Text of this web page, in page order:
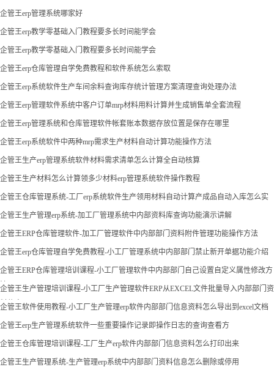
企管王erp管理系统哪家好
企管王erp教学零基础入门教程要多长时间能学会
企管王erp教学零基础入门教程要多长时间能学会
企管王erp仓库管理自学免费教程和软件系统怎么索取
企管王erp系统软件生产车间余料查询库存统计管理方案清理查询处理办法
企管王erp管理软件系统中客户订单mrp材料用料计算并生成销售单全套流程
企管王erp管理系统和仓库管理软件帐套账本数据存放位置是保存在哪里
企管王erp系统软件中两种mrp需求生产材料自动计算功能操作方法
企管王生产erp管理系统软件材料需求清单怎么计算全自动核算
企管王生产材料怎么计算领多少材料erp管理系统软件操作教程
企管王仓库管理系统-工厂erp系统软件生产领用材料自动计算产成品自动入库怎么实
现
企管王生产管理erp系统-加工厂管理系统中内部资料库查询功能演示讲解
企管王ERP仓库管理软件-加工厂管理软件中内部部门资料附件管理功能操作方法
企管王erp仓库管理自学免费教程-小工厂管理系统中内部部门禁止新开单据功能介绍
企管王ERP仓库管理培训课程-小工厂管理软件中内部部门自己设置自定义属性修改方
法
企管王生产管理培训课程-小工厂生产管理软件ERP从EXCEL文件批量导入内部部门资
料信息
企管王软件使用教程-小工厂生产管理erp软件内部部门信息资料怎么导出到excel文档
企管王erp生产管理系统软件一些重要操作记录即操作日志的查询查看方
企管王仓库管理培训课程-工厂生产erp软件内部部门信息资料怎么打印出来
企管王生产管理系统-生产管理erp系统中内部部门资料信息怎么删除或停用